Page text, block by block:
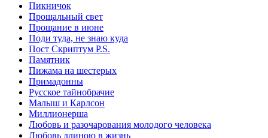
Пикничок
Прощальный свет
Прощание в июне
Поди туда, не знаю куда
Пост Скриптум P.S.
Памятник
Пижама на шестерых
Примадонны
Русское тайнобрачие
Малыш и Карлсон
Миллионерша
Любовь и разочарования молодого человека
Любовь длиною в жизнь